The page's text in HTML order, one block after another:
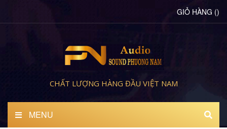
GIỎ HÀNG ()
CHẤT LƯỢNG HÀNG ĐẦU VIỆT NAM
MENU